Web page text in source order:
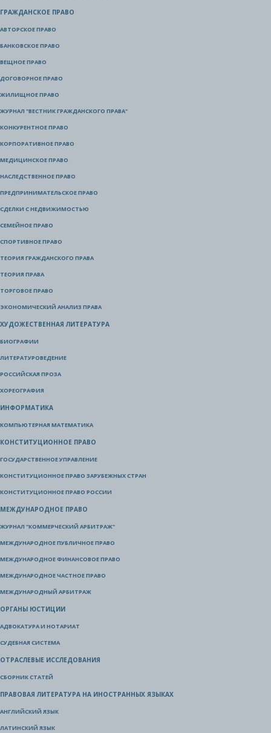
ГРАЖДАНСКОЕ ПРАВО
АВТОРСКОЕ ПРАВО
БАНКОВСКОЕ ПРАВО
ВЕЩНОЕ ПРАВО
ДОГОВОРНОЕ ПРАВО
ЖИЛИЩНОЕ ПРАВО
ЖУРНАЛ "ВЕСТНИК ГРАЖДАНСКОГО ПРАВА"
КОНКУРЕНТНОЕ ПРАВО
КОРПОРАТИВНОЕ ПРАВО
МЕДИЦИНСКОЕ ПРАВО
НАСЛЕДСТВЕННОЕ ПРАВО
ПРЕДПРИНИМАТЕЛЬСКОЕ ПРАВО
СДЕЛКИ С НЕДВИЖИМОСТЬЮ
СЕМЕЙНОЕ ПРАВО
СПОРТИВНОЕ ПРАВО
ТЕОРИЯ ГРАЖДАНСКОГО ПРАВА
ТЕОРИЯ ПРАВА
ТОРГОВОЕ ПРАВО
ЭКОНОМИЧЕСКИЙ АНАЛИЗ ПРАВА
ХУДОЖЕСТВЕННАЯ ЛИТЕРАТУРА
БИОГРАФИИ
ЛИТЕРАТУРОВЕДЕНИЕ
РОССИЙСКАЯ ПРОЗА
ХОРЕОГРАФИЯ
ИНФОРМАТИКА
КОМПЬЮТЕРНАЯ МАТЕМАТИКА
КОНСТИТУЦИОННОЕ ПРАВО
ГОСУДАРСТВЕННОЕ УПРАВЛЕНИЕ
КОНСТИТУЦИОННОЕ ПРАВО ЗАРУБЕЖНЫХ СТРАН
КОНСТИТУЦИОННОЕ ПРАВО РОССИИ
МЕЖДУНАРОДНОЕ ПРАВО
ЖУРНАЛ "КОММЕРЧЕСКИЙ АРБИТРАЖ"
МЕЖДУНАРОДНОЕ ПУБЛИЧНОЕ ПРАВО
МЕЖДУНАРОДНОЕ ФИНАНСОВОЕ ПРАВО
МЕЖДУНАРОДНОЕ ЧАСТНОЕ ПРАВО
МЕЖДУНАРОДНЫЙ АРБИТРАЖ
ОРГАНЫ ЮСТИЦИИ
АДВОКАТУРА И НОТАРИАТ
СУДЕБНАЯ СИСТЕМА
ОТРАСЛЕВЫЕ ИССЛЕДОВАНИЯ
СБОРНИК СТАТЕЙ
ПРАВОВАЯ ЛИТЕРАТУРА НА ИНОСТРАННЫХ ЯЗЫКАХ
АНГЛИЙСКИЙ ЯЗЫК
ЛАТИНСКИЙ ЯЗЫК